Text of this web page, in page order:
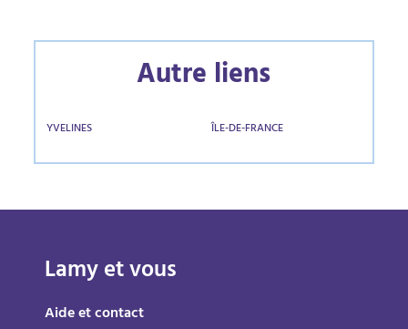
Autre liens
YVELINES ÎLE-DE-FRANCE
Lamy et vous
Aide et contact